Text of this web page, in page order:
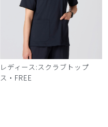
レディース:スクラブトップ
ス・FREE